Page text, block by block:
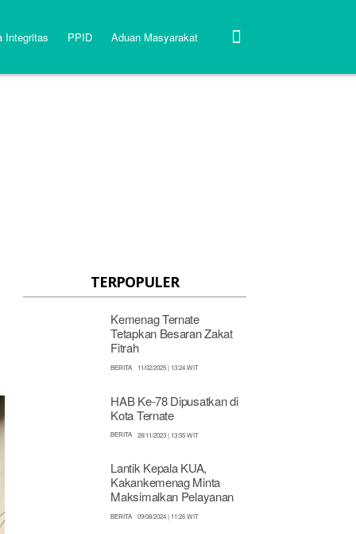
Integritas PPID Aduan Masyarakat
TERPOPULER
Kemenag Ternate
Tetapkan Besaran Zakat
Fitrah
BERITA 11/02/2025 | 13:24 WIT
HAB Ke-78 Dipusatkan di
Kota Ternate
BERITA 28/11/2023 | 13:55 WIT
Lantik Kepala KUA,
Kakankemenag Minta
Maksimalkan Pelayanan
BERITA 09/08/2024 | 11:26 WIT